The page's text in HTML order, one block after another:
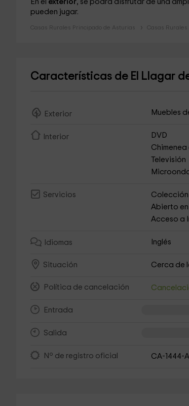
En el exterior, se podrá disfrutar de una
pueden jugar.
Casas Rurales Principado de Asturias Casas Rurales
Características de El Llagar
Exterior Muebles
Interior DVD
Chimenea
Televisión
Servicios Colección
Abierto
Acceso a
Idiomas Inglés
Situación Cerca de
Política de cancelación
Entrada
Salida
Nº de registro oficial CA-1444-